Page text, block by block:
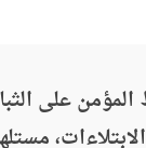
على